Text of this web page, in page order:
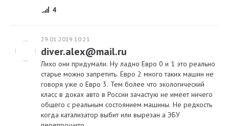
4
29.01.2019 10:21
diver.alex@mail.ru
Лихо они придумали. Ну ладно Евро 0 и 1 это реально
старье можно запретить. Евро 2 много таких машин не
говоря уже о Евро 3. Тем более что экологический
класс в доках авто в России зачастую не имеет ничего
общего с реальным состоянием машины. Не редкость
когда катализатор выбит или вырезан а ЭБУ